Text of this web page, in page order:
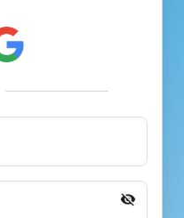
visibility_off